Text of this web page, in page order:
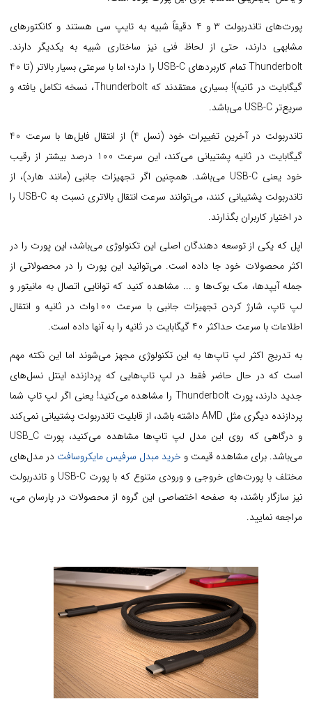
پورت‌های تاندربولت 3 و 4 دقیقاً شبیه به تایپ سی هستند و کانکتورهای
مشابهی دارند، حتی از لحاظ فنی نیز ساختاری شبیه به یکدیگر دارند.
Thunderbolt تمام کاربردهای USB-C را دارد؛ اما با سرعتی بسیار بالاتر (تا 40
گیگابایت در ثانیه)! بسیاری معتقدند که Thunderbolt، نسخه تکامل یافته و
سریع‌تر USB-C می‌باشد.
تاندربولت در آخرین تغییرات خود (نسل 4) از انتقال فایل‌ها با سرعت 40
گیگابایت در ثانیه پشتیبانی می‌کند، این سرعت 100 درصد بیشتر از رقیب
خود یعنی USB-C می‌باشد. همچنین اگر تجهیزات جانبی (مانند هارد)، از
تاندربولت پشتیبانی کنند، می‌توانند سرعت انتقال بالاتری نسبت به USB-C را
در اختیار کاربران بگذارند.
اپل که یکی از توسعه دهندگان اصلی این تکنولوژی می‌باشد، این پورت را در
اکثر محصولات خود جا داده است. می‌توانید این پورت را در محصولاتی از
جمله آیپدها، مک بوک‌ها و ... مشاهده کنید که توانایی اتصال به مانیتور و
لپ تاپ، شارژ کردن تجهیزات جانبی با سرعت 100وات در ثانیه و انتقال
اطلاعات با سرعت حداکثر 40 گیگابایت در ثانیه را به آنها داده است.
به تدریج اکثر لپ تاپ‌ها به این تکنولوژی مجهز می‌شوند اما این نکته مهم
است که در حال حاضر فقط در لپ تاپ‌هایی که پردازنده اینتل نسل‌‌های
جدید دارند، پورت Thunderbolt را مشاهده می‌کنید! یعنی اگر لپ تاپ شما
پردازنده دیگری مثل AMD داشته باشد، از قابلیت تاندربولت پشتیبانی نمی‌کند
و درگاهی که روی این مدل لپ تاپ‌ها مشاهده می‌کنید، پورت USB_C
می‌باشد. برای مشاهده قیمت و خرید مبدل سرفیس مایکروسافت در مدل‌های
مختلف با پورت‌های خروجی و ورودی متنوع که با پورت USB-C و تاندربولت
نیز سازگار باشند، به صفحه اختصاصی این گروه از محصولات در پارسان می،
مراجعه نمایید.